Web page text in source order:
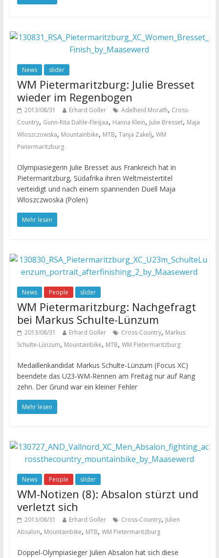
News slider
WM Pietermaritzburg: Julie Bresset
wieder im Regenbogen
2013/08/31 Erhard Goller Adelheid Morath, Cross-
Country, Gunn-Rita Dahle-Flesjaa, Hanna Klein, Julie Bresset, Maja
Wloszczowska, Mountainbike, MTB, Tanja Zakelj, WM
Pietermaritzburg
Olympiasiegerin Julie Bresset aus Frankreich hat in
Pietermaritzburg, Südafrika ihren Weltmeistertitel
verteidigt und nach einem spannenden Duell Maja
Wloszczwoska (Polen)
Mehr lesen
News People slider
WM Pietermaritzburg: Nachgefragt
bei Markus Schulte-Lünzum
2013/08/31 Erhard Goller Cross-Country, Markus
Schulte-Lünzum, Mountainbike, MTB, WM Pietermaritzburg
Medaillenkandidat Markus Schulte-Lünzum (Focus XC)
beendete das U23-WM-Rennen am Freitag nur auf Rang
zehn. Der Grund war ein kleiner Fehler
Mehr lesen
News People slider
WM-Notizen (8): Absalon stürzt und
verletzt sich
2013/08/31 Erhard Goller Cross-Country, Julien
Absalon, Mountainbike, MTB, WM Pietermaritzburg
Doppel-Olympiasieger Julien Absalon hat sich diese